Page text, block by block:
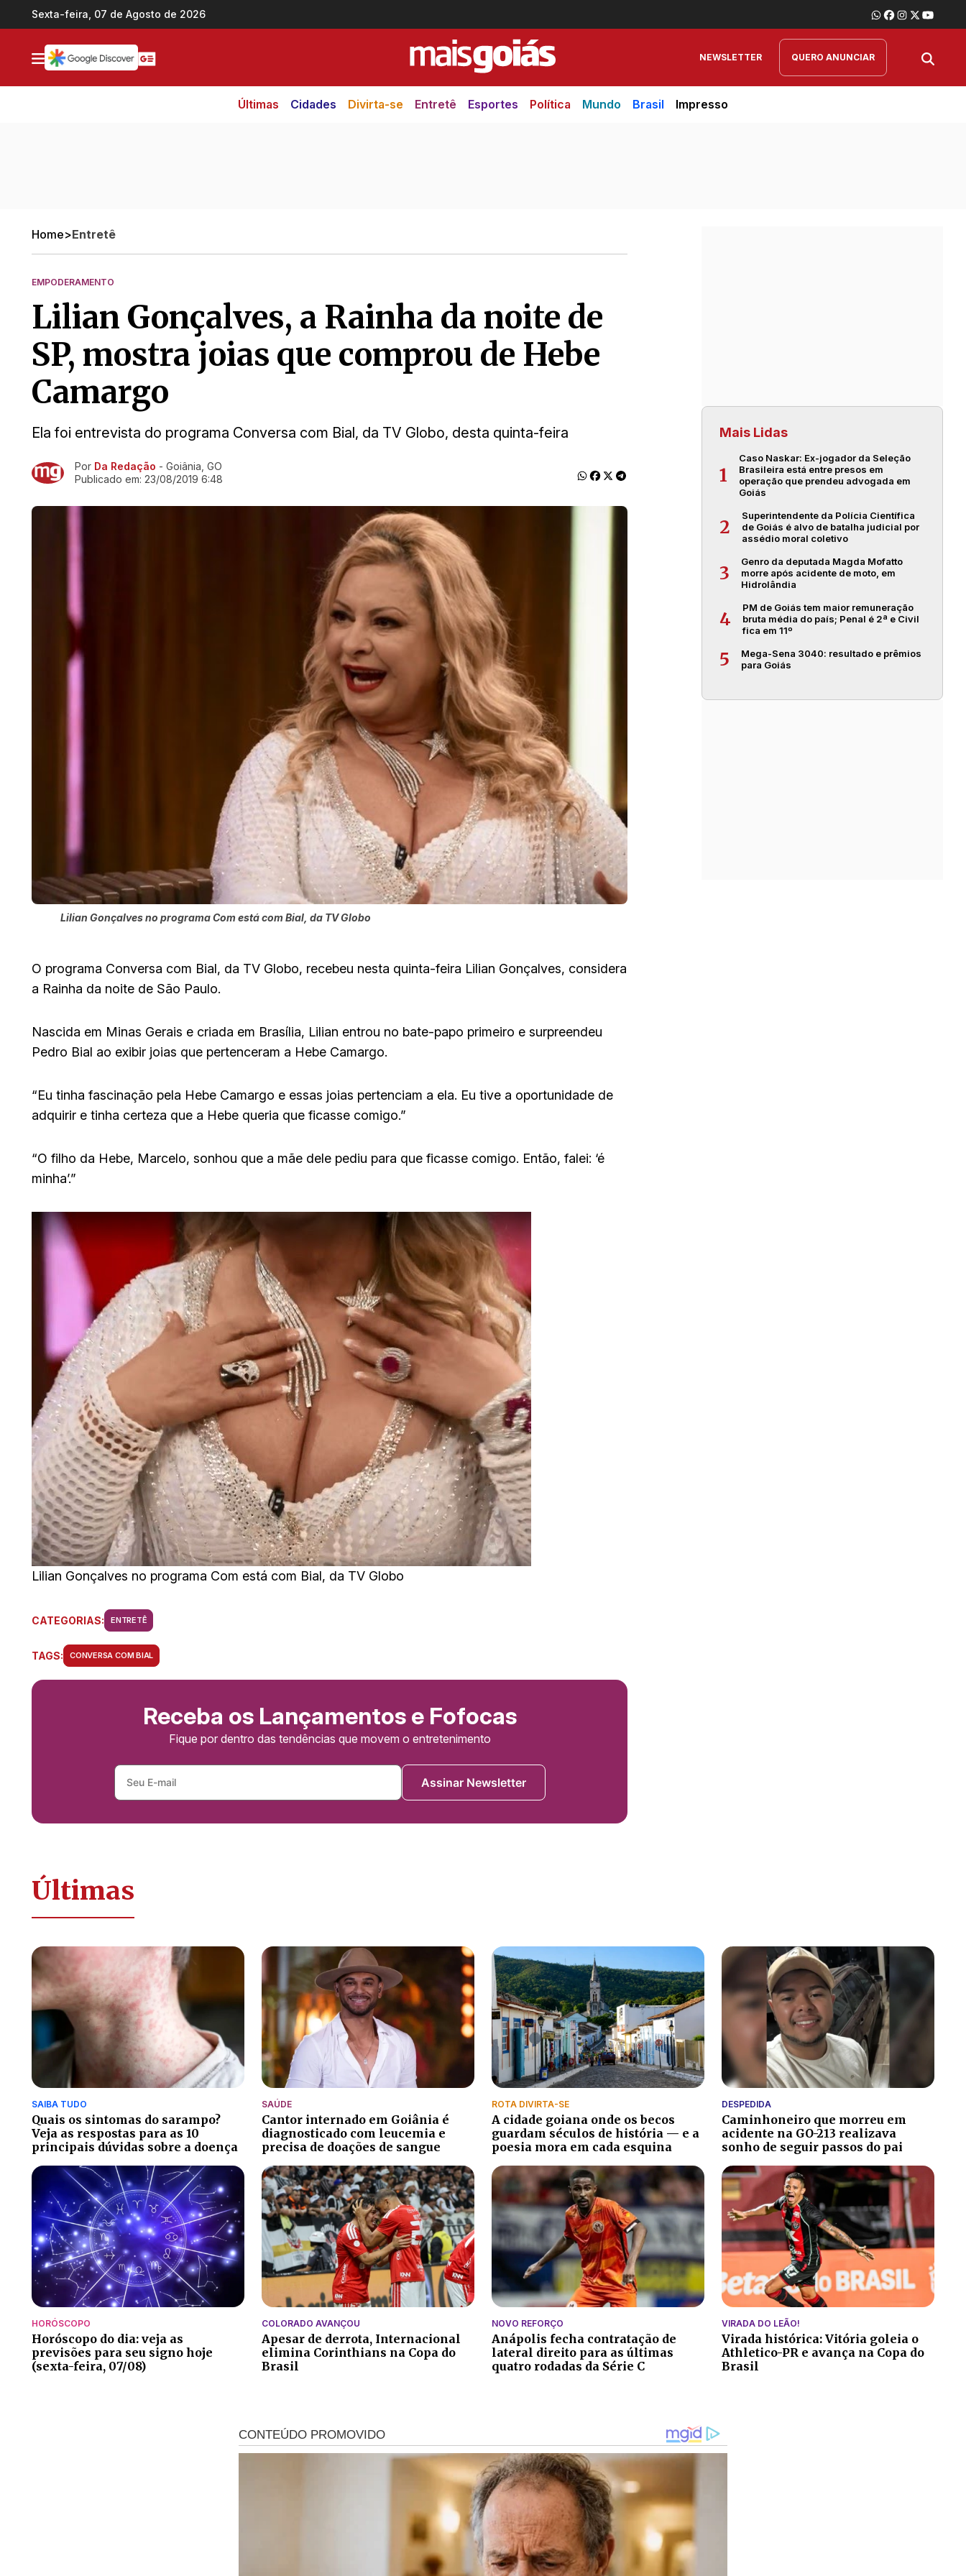
Ir direto pro conteúdo
Sexta-feira, 07 de Agosto de 2026
NEWSLETTER QUERO ANUNCIAR
Últimas Cidades Divirta-se Entretê Esportes Política Mundo Brasil Impresso
Home>Entretê
EMPODERAMENTO
Lilian Gonçalves, a Rainha da noite de
SP, mostra joias que comprou de Hebe
Camargo
Ela foi entrevista do programa Conversa com Bial, da TV Globo, desta quinta-feira
Ir direto pra matéria
Por Da Redação - Goiânia, GO
Publicado em: 23/08/2019 6:48
Lilian Gonçalves no programa Com está com Bial, da TV Globo
O programa Conversa com Bial, da TV Globo, recebeu nesta quinta-feira Lilian Gonçalves, considera
a Rainha da noite de São Paulo.
Nascida em Minas Gerais e criada em Brasília, Lilian entrou no bate-papo primeiro e surpreendeu
Pedro Bial ao exibir joias que pertenceram a Hebe Camargo.
“Eu tinha fascinação pela Hebe Camargo e essas joias pertenciam a ela. Eu tive a oportunidade de
adquirir e tinha certeza que a Hebe queria que ficasse comigo.”
“O filho da Hebe, Marcelo, sonhou que a mãe dele pediu para que ficasse comigo. Então, falei: ‘é
minha’.”
Lilian Gonçalves no programa Com está com Bial, da TV Globo
CATEGORIAS: ENTRETÊ
TAGS: CONVERSA COM BIAL
Receba os Lançamentos e Fofocas
Fique por dentro das tendências que movem o entretenimento
Assinar Newsletter
Mais Lidas
1
Caso Naskar: Ex-jogador da Seleção
Brasileira está entre presos em
operação que prendeu advogada em
Goiás
2
Superintendente da Polícia Científica
de Goiás é alvo de batalha judicial por
assédio moral coletivo
3
Genro da deputada Magda Mofatto
morre após acidente de moto, em
Hidrolândia
4
PM de Goiás tem maior remuneração
bruta média do país; Penal é 2ª e Civil
fica em 11º
5
Mega-Sena 3040: resultado e prêmios
para Goiás
Últimas
SAIBA TUDO
Quais os sintomas do sarampo?
Veja as respostas para as 10
principais dúvidas sobre a doença
SAÚDE
Cantor internado em Goiânia é
diagnosticado com leucemia e
precisa de doações de sangue
ROTA DIVIRTA-SE
A cidade goiana onde os becos
guardam séculos de história — e a
poesia mora em cada esquina
DESPEDIDA
Caminhoneiro que morreu em
acidente na GO-213 realizava
sonho de seguir passos do pai
HORÓSCOPO
Horóscopo do dia: veja as
previsões para seu signo hoje
(sexta-feira, 07/08)
COLORADO AVANÇOU
Apesar de derrota, Internacional
elimina Corinthians na Copa do
Brasil
NOVO REFORÇO
Anápolis fecha contratação de
lateral direito para as últimas
quatro rodadas da Série C
VIRADA DO LEÃO!
Virada histórica: Vitória goleia o
Athletico-PR e avança na Copa do
Brasil